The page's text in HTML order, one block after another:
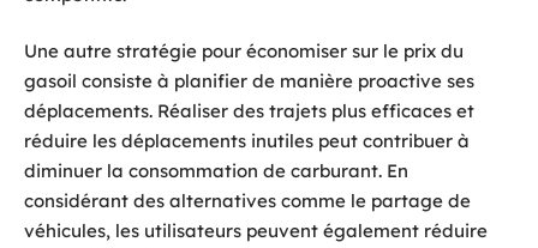
Une autre stratégie pour économiser sur le prix du
gasoil consiste à planifier de manière proactive ses
déplacements. Réaliser des trajets plus efficaces et
réduire les déplacements inutiles peut contribuer à
diminuer la consommation de carburant. En
considérant des alternatives comme le partage de
véhicules, les utilisateurs peuvent également réduire